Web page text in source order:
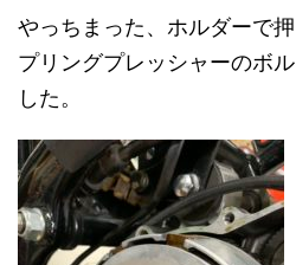
やっちまった、ホルダーで
プリングプレッシャーのボ
した。